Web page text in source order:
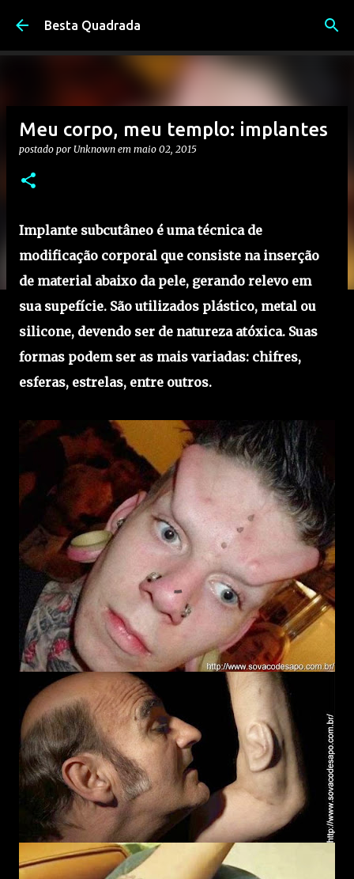
Pular para o conteúdo principal
Besta Quadrada
Meu corpo, meu templo: implantes
postado por Unknown em maio 02, 2015
Implante subcutâneo é uma técnica de
modificação corporal que consiste na inserção
de material abaixo da pele, gerando relevo em
sua supefície. São utilizados plástico, metal ou
silicone, devendo ser de natureza atóxica. Suas
formas podem ser as mais variadas: chifres,
esferas, estrelas, entre outros.